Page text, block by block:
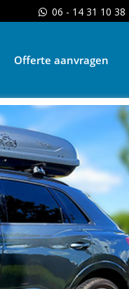
06 - 14 31 10 38
Offerte aanvragen